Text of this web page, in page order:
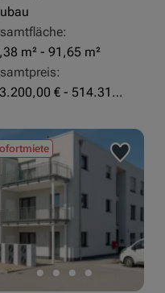
m² - 91,65 m²
333.200,00 € - 514.310,00 €